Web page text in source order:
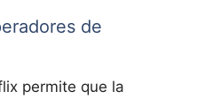
de
permite que la